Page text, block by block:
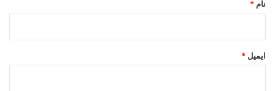
نام *
ایمیل *